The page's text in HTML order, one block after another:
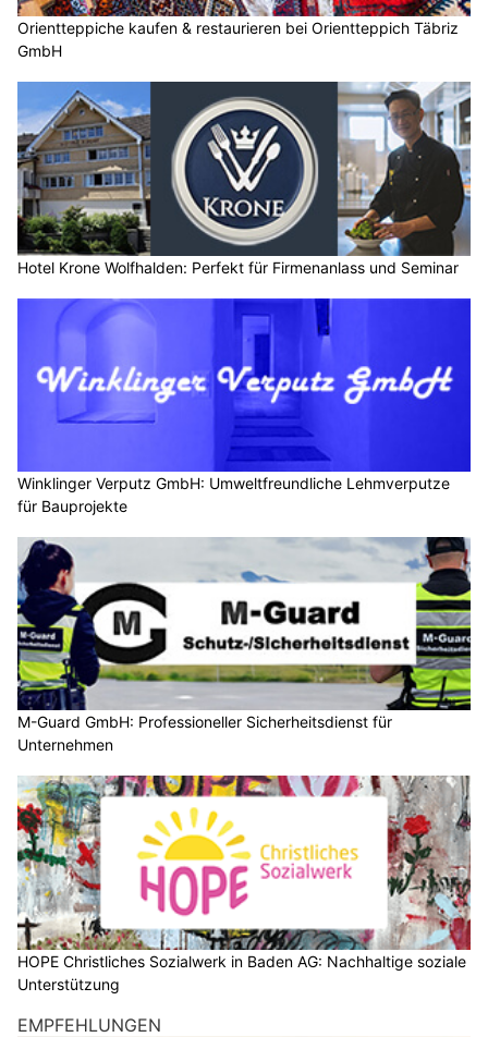
Orientteppiche kaufen & restaurieren bei Orientteppich Täbriz
GmbH
Hotel Krone Wolfhalden: Perfekt für Firmenanlass und Seminar
Winklinger Verputz GmbH: Umweltfreundliche Lehmverputze
für Bauprojekte
M-Guard GmbH: Professioneller Sicherheitsdienst für
Unternehmen
HOPE Christliches Sozialwerk in Baden AG: Nachhaltige soziale
Unterstützung
EMPFEHLUNGEN